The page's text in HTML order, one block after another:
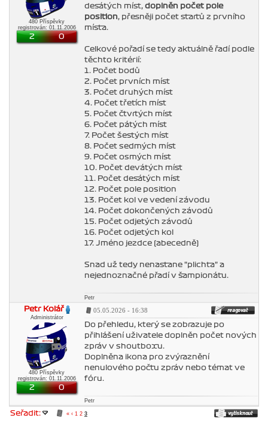
480 Příspěvky
registrován: 01.11.2006
2 0
desátých míst, doplněn počet pole
position, přesněji počet startů z prvního
místa.
Celkové pořadí se tedy aktuálně řadí podle
těchto kritérií:
1. Počet bodů
2. Počet prvních míst
3. Počet druhých míst
4. Počet třetích míst
5. Počet čtvrtých míst
6. Počet pátých míst
7. Počet šestých míst
8. Počet sedmých míst
9. Počet osmých míst
10. Počet devátých míst
11. Počet desátých míst
12. Počet pole position
13. Počet kol ve vedení závodu
14. Počet dokončených závodů
15. Počet odjetých závodů
16. Počet odjetých kol
17. Jméno jezdce (abecedně)
Snad už tedy nenastane "plichta" a
nejednoznačné přadí v šampionátu.
Petr
Petr Kolář
Administrátor
480 Příspěvky
registrován: 01.11.2006
2 0
05.05.2026 - 16:38
Do přehledu, který se zobrazuje po
přihlášení uživatele doplněn počet nových
zpráv v shoutboxu.
Doplněna ikona pro zvýraznění
nenulového počtu zpráv nebo témat ve
fóru.
Petr
Seřadit: « ‹ 1 2 3